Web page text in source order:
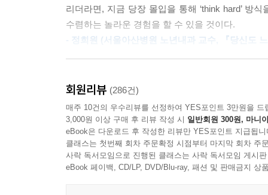
준비를 마친 것이라 할 수 있다. 고도의 몰입을 장
--- p.414~415, 「5장 약하게 혹은 강하게, 몰입에 이르는
3장 ‘몰입은 뇌와 인생을 춤추게 한다’에서는 뇌
몰입을 통해 얻는 쾌락은 왜 다른 자극들로부터
문제해결력은 학생들뿐만 아니라 직장인에게도
통해 공부의 재미를 찾고, 직장에서 인정받게 될 것
그간 오랜 시간 몰입을 하기에는 여건이 따라주
수년간의 시행착오 끝에 단계별 지침이 아닌, 시
정리했다. 5장 ‘몰입에 이르는 다섯 단계’는 몰입
리더라면, 지금 당장 몰입을 통해 ‘think hard’ 방
수렴하는 놀라운 경험을 할 수 있을 것이다.
- 정희원 (서울아산병원 노년내과 교수, 『당신도
인생의 목표를 그릴 때도 큰 도움을 받았다. 몰입
적용해보고, 그 과정에서 얻는 기쁨과 자신감으
빠져보길 권한다.
- 김미경 (MKYU 대표, 『김미경의 마흔 수업』 저
대한민국에서 이 책을 모르는 사람이 있을까? 황
인생을 바꾼 책이다. 이번 확장판에서는 17년
회원리뷰 (286건)
매주 10건의 우수리뷰를 선정하여 YES포인트 3만원을 드
3,000원 이상 구매 후 리뷰 작성 시 일반회원 300원, 마니
eBook은 다운로드 후 작성한 리뷰만 YES포인트 지급됩니
클래스는 첫번째 회차 주문확정 시점부터 마지막 회차 주
사락 독서모임으로 진행된 클래스는 사락 독서모임 게시
eBook 페이백, CD/LP, DVD/Blu-ray, 패션 및 판매금지 상